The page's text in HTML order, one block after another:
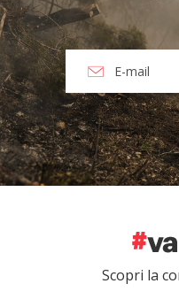
Scopri la